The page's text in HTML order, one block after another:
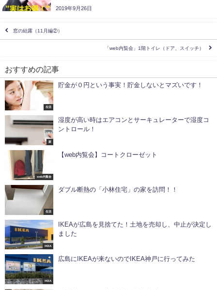
2019年9月26日
窓の結露（11月編②）
「web内覧会」1階トイレ（ドア、スイッチ）
おすすめの記事
生活
貯金が０円という事実！貯金しないとマズいです！
家
湿度が高い時はエアコンとサーキュレーターで湿度コ
ントロール！
web内覧会
【web内覧会】コートクローゼット
生活
ダブル断熱の「小林住宅」の家を訪問！！
IKEA
IKEAが広島を見捨てた！土地を売却し、中止が決定し
ました
IKEA
広島にIKEAが来ないのでIKEA神戸に行ってみた